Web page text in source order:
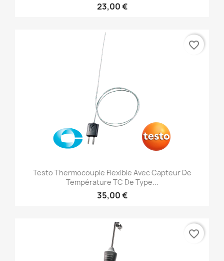
23,00 €
Testo Thermocouple Flexible Avec Capteur De
Température TC De Type...
35,00 €
favorite_border
favorite_border